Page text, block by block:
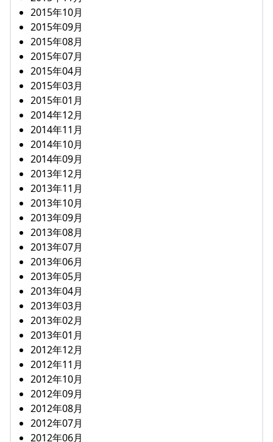
2015年10月
2015年09月
2015年08月
2015年07月
2015年04月
2015年03月
2015年01月
2014年12月
2014年11月
2014年10月
2014年09月
2013年12月
2013年11月
2013年10月
2013年09月
2013年08月
2013年07月
2013年06月
2013年05月
2013年04月
2013年03月
2013年02月
2013年01月
2012年12月
2012年11月
2012年10月
2012年09月
2012年08月
2012年07月
2012年06月